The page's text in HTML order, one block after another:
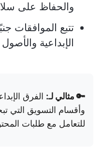
والحفاظ على
تتبع الموافقات
الإبداعية
🔑 مثالي لـ: الفرق
وأقسام التسويق التي
للتعامل مع طلبات